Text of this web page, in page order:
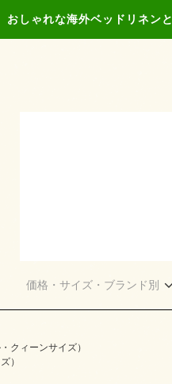
おしゃれな海外ベッドリネン
価格・サイズ・ブランド別
クィーンサイズ）
）